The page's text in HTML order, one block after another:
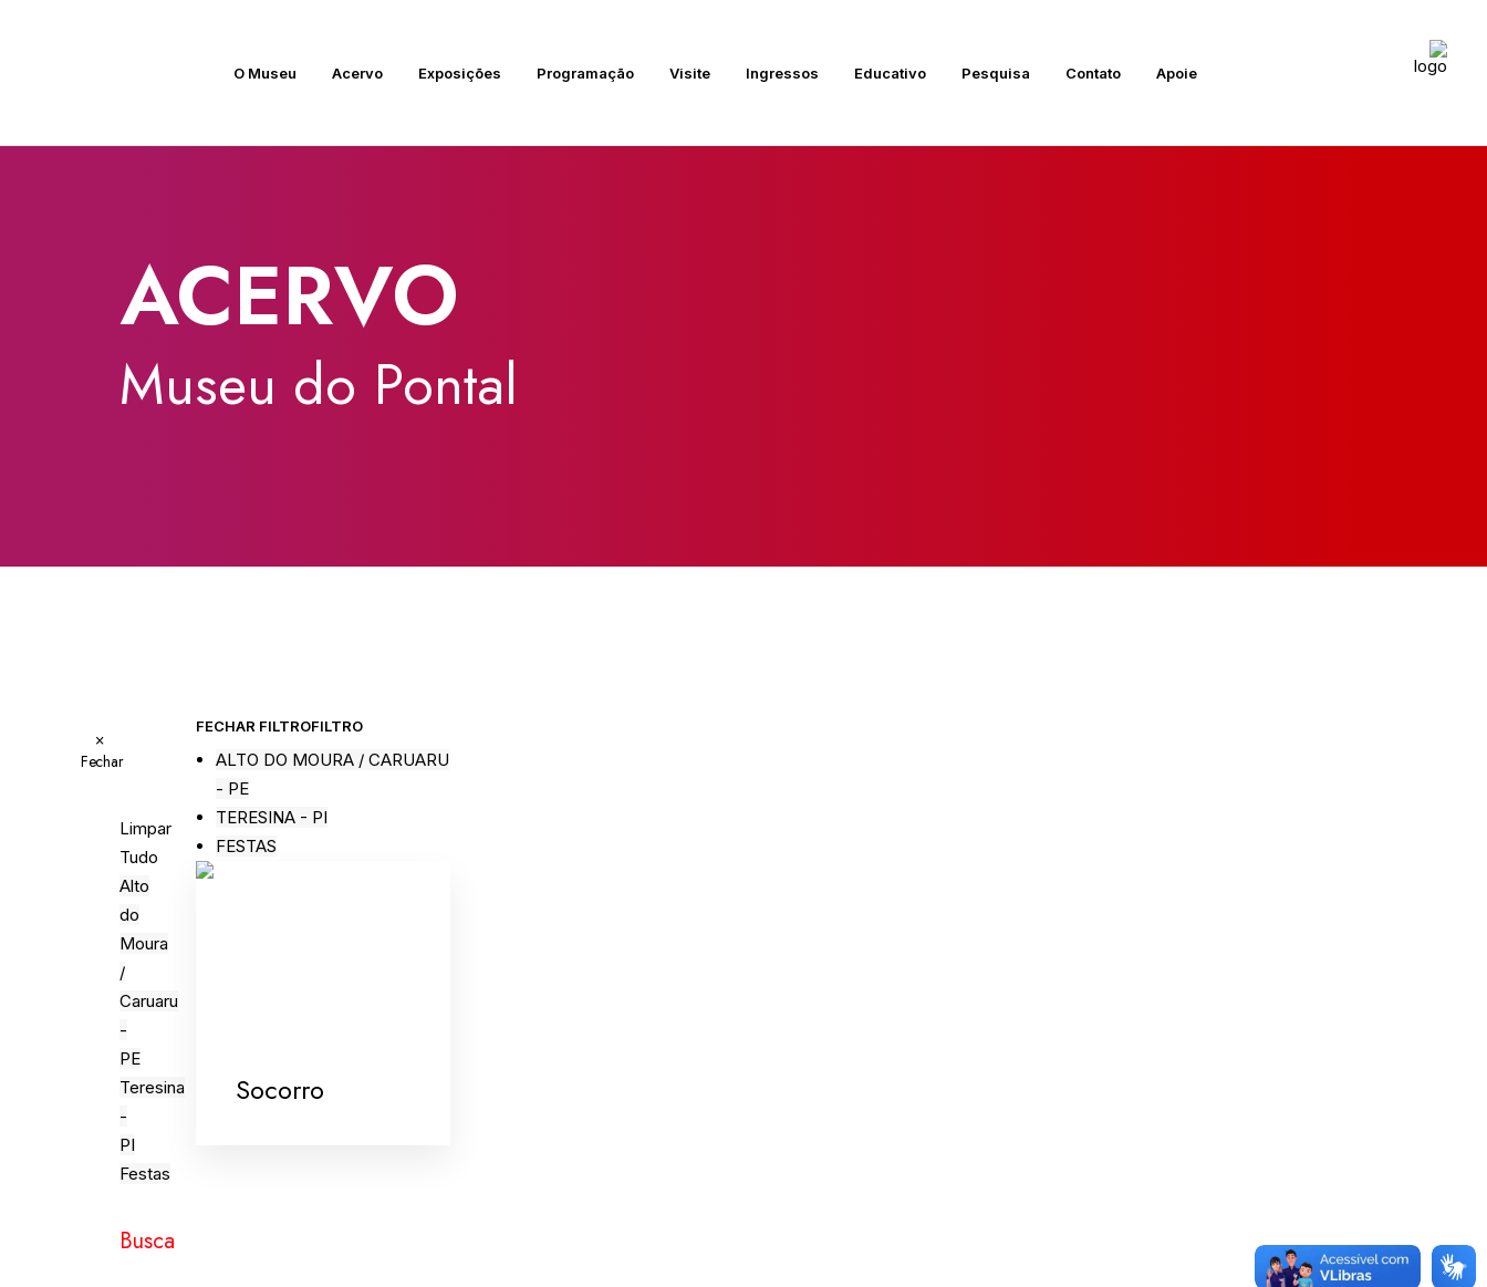
O Museu Acervo Exposições Programação Visite Ingressos Educativo Pesquisa Contato Apoie
ACERVO
Museu do Pontal
×
Fechar
Limpar
Tudo
Alto
do
Moura
/
Caruaru
-
PE
Teresina
-
PI
Festas
Busca
FECHAR FILTROFILTRO
ALTO DO MOURA / CARUARU
- PE
TERESINA - PI
FESTAS
Socorro